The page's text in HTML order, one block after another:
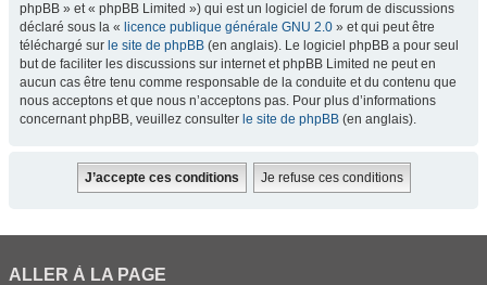
phpBB » et « phpBB Limited ») qui est un logiciel de forum de discussions
déclaré sous la « licence publique générale GNU 2.0 » et qui peut être
téléchargé sur le site de phpBB (en anglais). Le logiciel phpBB a pour seul
but de faciliter les discussions sur internet et phpBB Limited ne peut en
aucun cas être tenu comme responsable de la conduite et du contenu que
nous acceptons et que nous n’acceptons pas. Pour plus d’informations
concernant phpBB, veuillez consulter le site de phpBB (en anglais).
ALLER À LA PAGE